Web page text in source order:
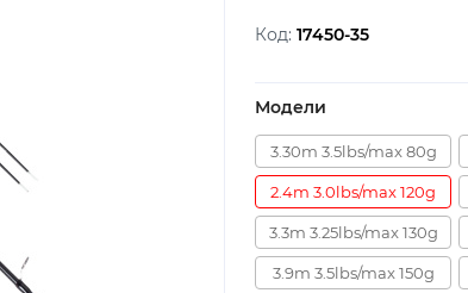
Код: 17450-35
Модели
3.30m 3.5lbs/max 80g
2.4m 3.0lbs/max 120g
3.3m 3.25lbs/max 130g
3.9m 3.5lbs/max 150g